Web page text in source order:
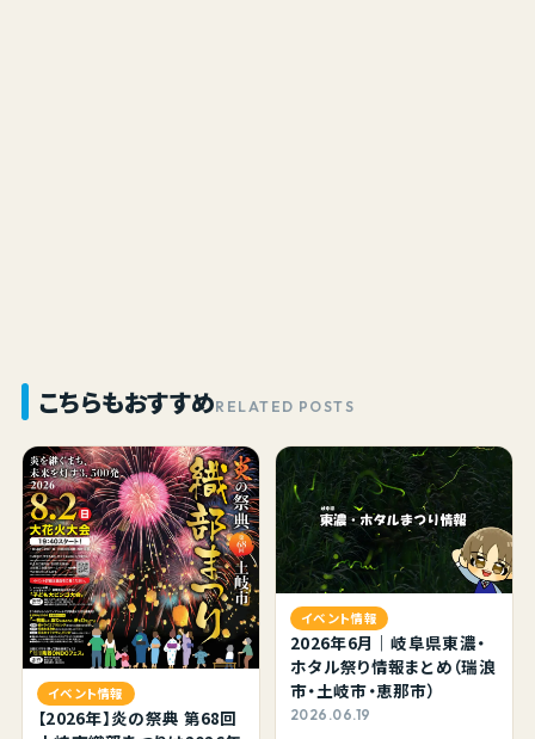
こちらもおすすめRELATED POSTS
イベント情報
【2026年】炎の祭典 第68回
イベント情報
2026年6月｜岐阜県東濃・
ホタル祭り情報まとめ（瑞浪
市・土岐市・恵那市）
2026.06.19